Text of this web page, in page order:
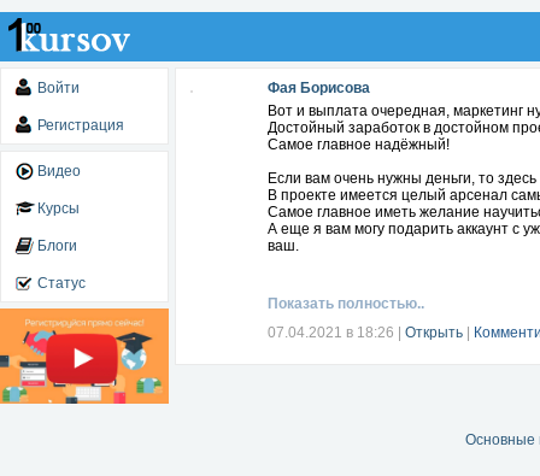
Войти
Регистрация
Видео
Курсы
Блоги
Статус
Фая Борисова
Вот и выплата очередная, маркетинг
Достойный заработок в достойном
Самое главное надёжный!
Если вам очень нужны деньги, то
В проекте имеется целый арсенал
Самое главное иметь желание
А еще я вам могу подарить аккаунт с
ваш.
Показать полностью..
07.04.2021 в 18:26
Открыть
Основные